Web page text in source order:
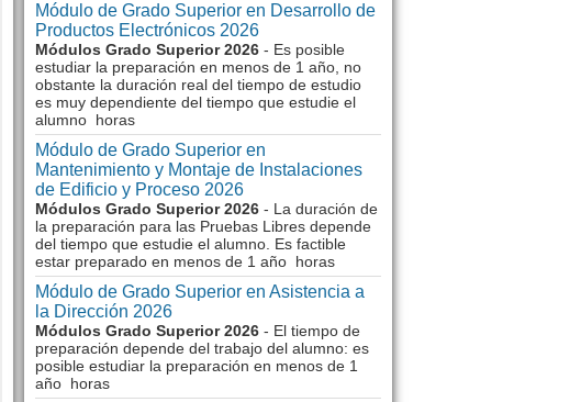
Módulo de Grado Superior en Desarrollo de
Productos Electrónicos 2026
Módulos Grado Superior 2026 - Es posible
estudiar la preparación en menos de 1 año, no
obstante la duración real del tiempo de estudio
es muy dependiente del tiempo que estudie el
alumno horas
Módulo de Grado Superior en
Mantenimiento y Montaje de Instalaciones
de Edificio y Proceso 2026
Módulos Grado Superior 2026 - La duración de
la preparación para las Pruebas Libres depende
del tiempo que estudie el alumno. Es factible
estar preparado en menos de 1 año horas
Módulo de Grado Superior en Asistencia a
la Dirección 2026
Módulos Grado Superior 2026 - El tiempo de
preparación depende del trabajo del alumno: es
posible estudiar la preparación en menos de 1
año horas